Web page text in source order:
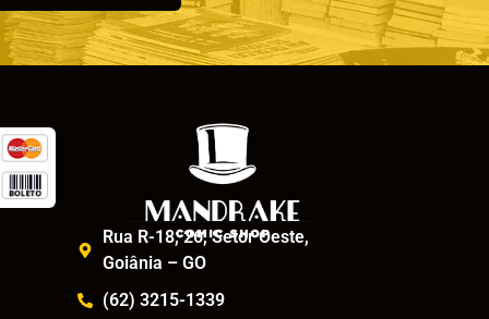
Rua R-18, 26, Setor Oeste,
Goiânia – GO
(62) 3215-1339